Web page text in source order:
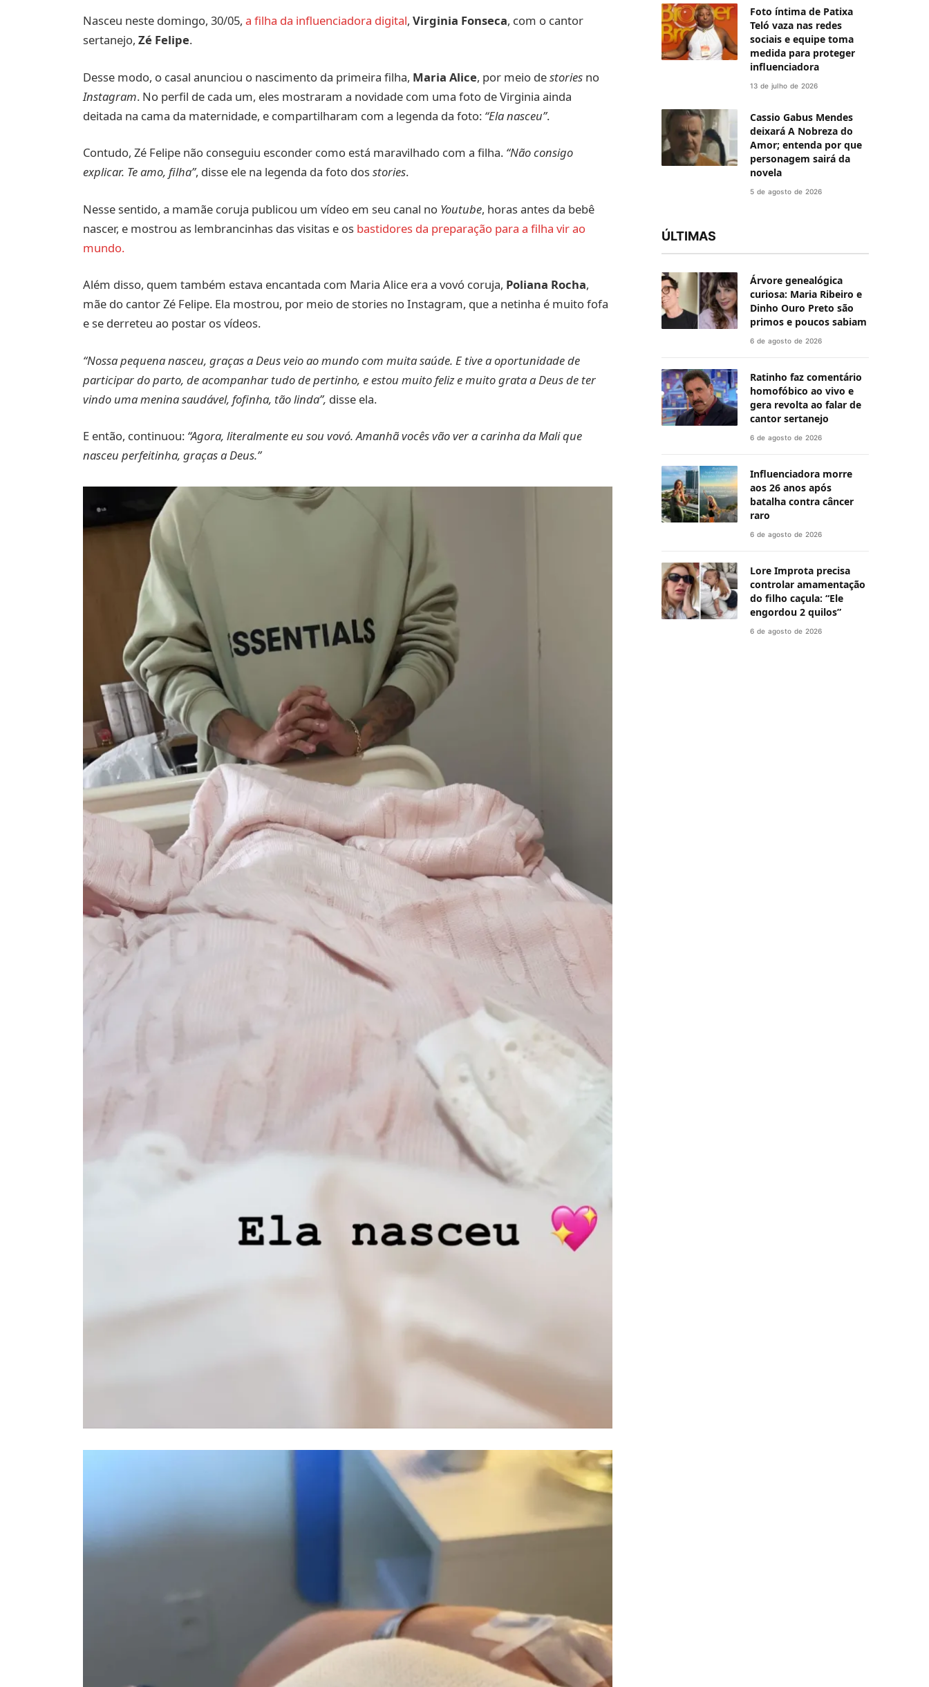
Nasceu neste domingo, 30/05, a filha da influenciadora digital, Virginia Fonseca, com o cantor
sertanejo, Zé Felipe.
Desse modo, o casal anunciou o nascimento da primeira filha, Maria Alice, por meio destories no
Instagram. No perfil de cada um, eles mostraram a novidade com uma foto de Virginia ainda
deitada na cama da maternidade, e compartilharam com a legenda da foto: “Ela nasceu”.
Contudo, Zé Felipe não conseguiu esconder como está maravilhado com a filha. “Não consigo
explicar. Te amo, filha”, disse ele na legenda da foto dosstories.
Nesse sentido, a mamãe coruja publicou um vídeo em seu canal no Youtube, horas antes da bebê
nascer, e mostrou as lembrancinhas das visitas e os bastidores da preparação para a filha vir ao
mundo.
Além disso, quem também estava encantada com Maria Alice era a vovó coruja, Poliana Rocha,
mãe do cantor Zé Felipe. Ela mostrou, por meio de stories no Instagram, que a netinha é muito fofa
e se derreteu ao postar os vídeos.
“Nossa pequena nasceu, graças a Deus veio ao mundo com muita saúde. E tive a oportunidade de
participar do parto, de acompanhar tudo de pertinho, e estou muito feliz e muito grata a Deus de ter
vindo uma menina saudável, fofinha, tão linda”, disse ela.
E então, continuou: “Agora, literalmente eu sou vovó. Amanhã vocês vão ver a carinha da Mali que
nasceu perfeitinha, graças a Deus.”
Foto íntima de Patixa
Teló vaza nas redes
sociais e equipe toma
medida para proteger
influenciadora
13 de julho de 2026
Cassio Gabus Mendes
deixará A Nobreza do
Amor; entenda por que
personagem sairá da
novela
5 de agosto de 2026
ÚLTIMAS
Árvore genealógica
curiosa: Maria Ribeiro e
Dinho Ouro Preto são
primos e poucos sabiam
6 de agosto de 2026
Ratinho faz comentário
homofóbico ao vivo e
gera revolta ao falar de
cantor sertanejo
6 de agosto de 2026
Influenciadora morre
aos 26 anos após
batalha contra câncer
raro
6 de agosto de 2026
Lore Improta precisa
controlar amamentação
do filho caçula: “Ele
engordou 2 quilos”
6 de agosto de 2026